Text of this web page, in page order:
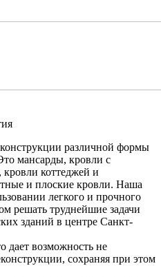
различной формы
мансарды, кровли с
коттеджей и
и плоские кровли. Наша
легкого и прочного
решать труднейшие задачи
зданий в центре Санкт-
дает возможность не
сохраняя при этом